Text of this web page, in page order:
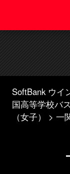
SoftBank ウイ
国高等学校バ
（女子）
一